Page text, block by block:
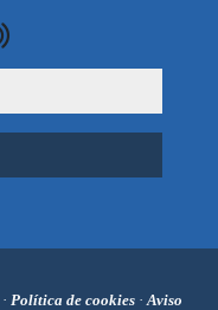
· Política de cookies ·Aviso